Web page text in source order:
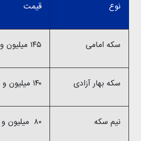
نوع قیمت
سکه امامی ۱۴۵ میلیون و ۹۶۰ هزار تومان
سکه بهار آزادی ۱۴۰ میلیون و ۲۷۰ هزار تومان
نیم سکه ۸۰ میلیون و ۶۰ هزار تومان